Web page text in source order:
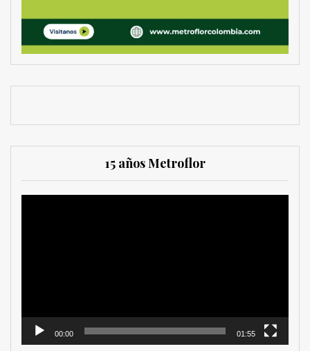
15 años Metroflor
00:00 01:55